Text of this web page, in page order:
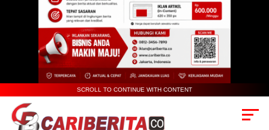
SCROLL TO CONTINUE WITH CONTENT